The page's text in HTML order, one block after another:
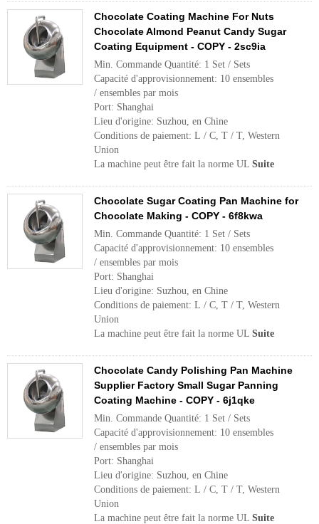
Chocolate Coating Machine For Nuts
Chocolate Almond Peanut Candy Sugar
Coating Equipment - COPY - 2sc9ia
Min. Commande Quantité: 1 Set / Sets
Capacité d'approvisionnement: 10 ensembles
/ ensembles par mois
Port: Shanghai
Lieu d'origine: Suzhou, en Chine
Conditions de paiement: L / C, T / T, Western
Union
La machine peut être fait la norme UL Suite
Chocolate Sugar Coating Pan Machine for
Chocolate Making - COPY - 6f8kwa
Min. Commande Quantité: 1 Set / Sets
Capacité d'approvisionnement: 10 ensembles
/ ensembles par mois
Port: Shanghai
Lieu d'origine: Suzhou, en Chine
Conditions de paiement: L / C, T / T, Western
Union
La machine peut être fait la norme UL Suite
Chocolate Candy Polishing Pan Machine
Supplier Factory Small Sugar Panning
Coating Machine - COPY - 6j1qke
Min. Commande Quantité: 1 Set / Sets
Capacité d'approvisionnement: 10 ensembles
/ ensembles par mois
Port: Shanghai
Lieu d'origine: Suzhou, en Chine
Conditions de paiement: L / C, T / T, Western
Union
La machine peut être fait la norme UL Suite